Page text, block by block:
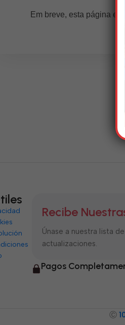
Recibe
Únase a nuestra lista
actualizaciones.
Pagos
Ⓒ
Em breve, esta página